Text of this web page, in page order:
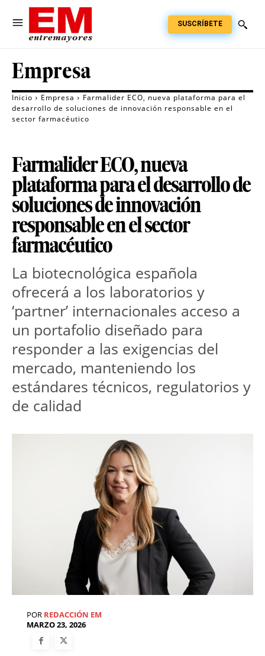
SUSCRÍBETE
Empresa
Inicio Empresa
Farmalider ECO, nueva plataforma para el
desarrollo de soluciones de innovación responsable en el
sector farmacéutico
Farmalider ECO, nueva
plataforma para el desarrollo de
soluciones de innovación
responsable en el sector
farmacéutico
La biotecnológica española
ofrecerá a los laboratorios y
‘partner’ internacionales acceso a
un portafolio diseñado para
responder a las exigencias del
mercado, manteniendo los
estándares técnicos, regulatorios y
de calidad
POR REDACCIÓN EM
MARZO 23, 2026